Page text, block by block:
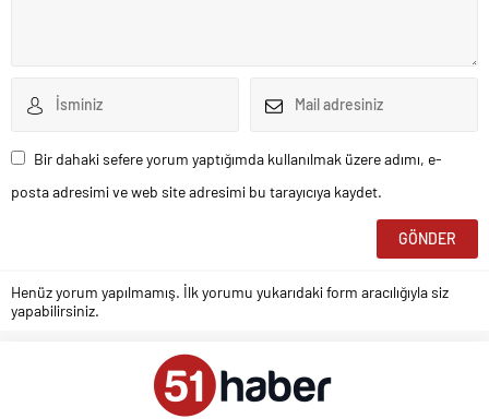
Bir dahaki sefere yorum yaptığımda kullanılmak üzere adımı, e-
posta adresimi ve web site adresimi bu tarayıcıya kaydet.
Henüz yorum yapılmamış. İlk yorumu yukarıdaki form aracılığıyla siz
yapabilirsiniz.